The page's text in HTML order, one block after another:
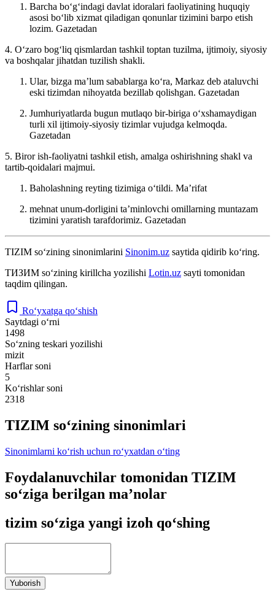
Barcha boʻgʻindagi davlat idoralari faoliyatining huquqiy
asosi boʻlib xizmat qiladigan qonunlar tizimini barpo etish
lozim. Gazetadan
4. Oʻzaro bogʻliq qismlardan tashkil toptan tuzilma, ijtimoiy, siyosiy
va boshqalar jihatdan tuzilish shakli.
Ular, bizga maʼlum sabablarga koʻra, Markaz deb ataluvchi
eski tizimdan nihoyatda bezillab qolishgan. Gazetadan
Jumhuriyatlarda bugun mutlaqo bir-biriga oʻxshamaydigan
turli xil ijtimoiy-siyosiy tizimlar vujudga kelmoqda.
Gazetadan
5. Biror ish-faoliyatni tashkil etish, amalga oshirishning shakl va
tartib-qoidalari majmui.
Baholashning reyting tizimiga oʻtildi. Maʼrifat
mehnat unum-dorligini taʼminlovchi omillarning muntazam
tizimini yaratish tarafdorimiz. Gazetadan
TIZIM so‘zining sinonimlarini Sinonim.uz saytida qidirib ko‘ring.
ТИЗИМ so‘zining kirillcha yozilishi Lotin.uz sayti tomonidan
taqdim qilingan.
Ro‘yxatga qo‘shish
Saytdagi o‘rni
1498
So‘zning teskari yozilishi
mizit
Harflar soni
5
Ko‘rishlar soni
2318
TIZIM so‘zining sinonimlari
Sinonimlarni ko‘rish uchun ro‘yxatdan o‘ting
Foydalanuvchilar tomonidan TIZIM
so‘ziga berilgan ma’nolar
tizim so‘ziga yangi izoh qo‘shing
Yuborish